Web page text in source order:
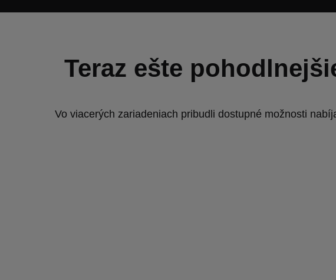
Teraz ešte
Vo viacerých zariadeniach pribudli dostupné možnosti